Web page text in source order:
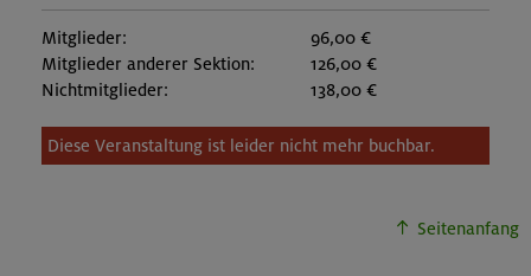
Mitglieder:
96,00 €
Mitglieder anderer Sektion:
126,00 €
Nichtmitglieder:
138,00 €
Diese Veranstaltung ist leider nicht mehr buchbar.
Seitenanfang